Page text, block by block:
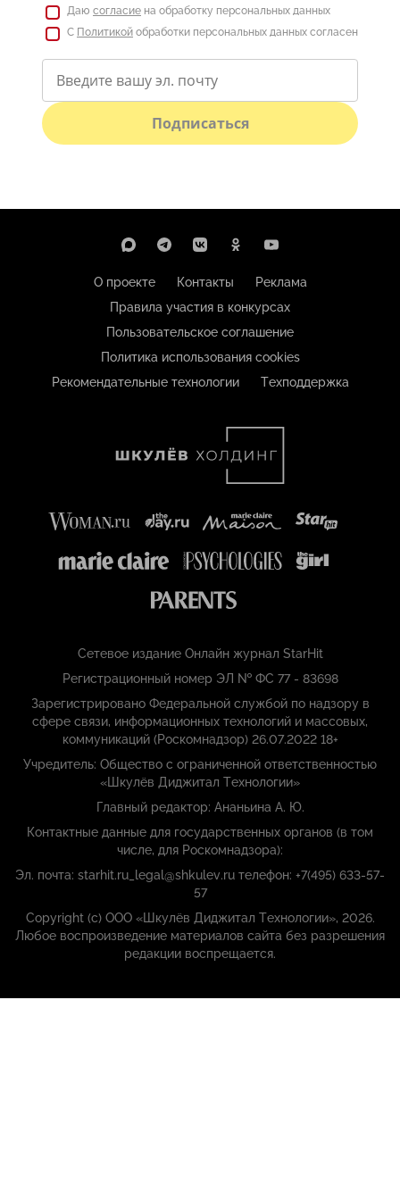
Даю согласие на обработку персональных данных
С Политикой обработки персональных данных согласен
Подписаться
О проекте Контакты
Реклама
Правила участия в конкурсах
Пользовательское соглашение
Политика использования cookies
Рекомендательные технологии
Техподдержка
Сетевое издание Онлайн журнал StarHit
Регистрационный номер ЭЛ № ФС 77 - 83698
Зарегистрировано Федеральной службой по надзору в
сфере связи, информационных технологий и массовых,
коммуникаций (Роскомнадзор) 26.07.2022 18+
Учредитель: Общество с ограниченной ответственностью
«Шкулёв Диджитал Технологии»
Главный редактор: Ананьина А. Ю.
Контактные данные для государственных органов (в том
числе, для Роскомнадзора):
Эл. почта: starhit.ru_legal@shkulev.ru телефон: +7(495) 633-57-
57
Copyright (с) ООО «Шкулёв Диджитал Технологии», 2026.
Любое воспроизведение материалов сайта без разрешения
редакции воспрещается.